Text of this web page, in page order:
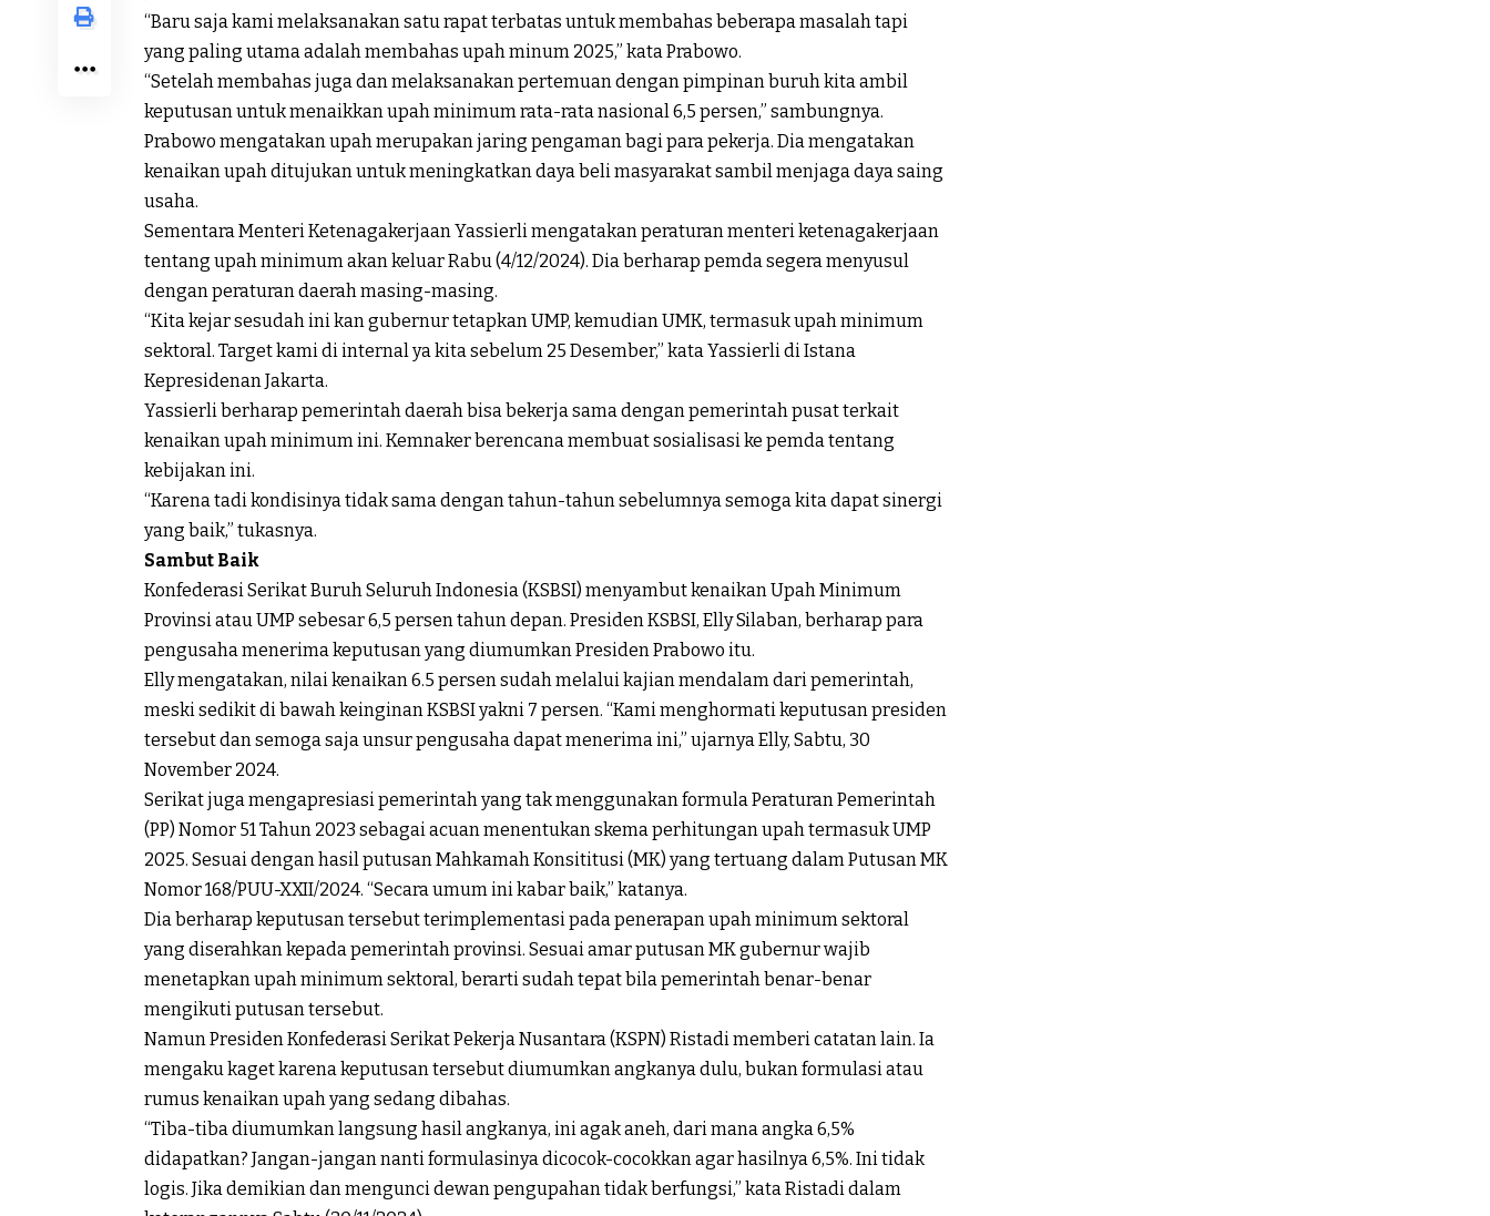
“Baru saja kami melaksanakan satu rapat terbatas untuk membahas beberapa masalah tapi
yang paling utama adalah membahas upah minum 2025,” kata Prabowo.
“Setelah membahas juga dan melaksanakan pertemuan dengan pimpinan buruh kita ambil
keputusan untuk menaikkan upah minimum rata-rata nasional 6,5 persen,” sambungnya.
Prabowo mengatakan upah merupakan jaring pengaman bagi para pekerja. Dia mengatakan
kenaikan upah ditujukan untuk meningkatkan daya beli masyarakat sambil menjaga daya saing
usaha.
Sementara Menteri Ketenagakerjaan Yassierli mengatakan peraturan menteri ketenagakerjaan
tentang upah minimum akan keluar Rabu (4/12/2024). Dia berharap pemda segera menyusul
dengan peraturan daerah masing-masing.
“Kita kejar sesudah ini kan gubernur tetapkan UMP, kemudian UMK, termasuk upah minimum
sektoral. Target kami di internal ya kita sebelum 25 Desember,” kata Yassierli di Istana
Kepresidenan Jakarta.
Yassierli berharap pemerintah daerah bisa bekerja sama dengan pemerintah pusat terkait
kenaikan upah minimum ini. Kemnaker berencana membuat sosialisasi ke pemda tentang
kebijakan ini.
“Karena tadi kondisinya tidak sama dengan tahun-tahun sebelumnya semoga kita dapat sinergi
yang baik,” tukasnya.
Sambut Baik
Konfederasi Serikat Buruh Seluruh Indonesia (KSBSI) menyambut kenaikan Upah Minimum
Provinsi atau UMP sebesar 6,5 persen tahun depan. Presiden KSBSI, Elly Silaban, berharap para
pengusaha menerima keputusan yang diumumkan Presiden Prabowo itu.
Elly mengatakan, nilai kenaikan 6.5 persen sudah melalui kajian mendalam dari pemerintah,
meski sedikit di bawah keinginan KSBSI yakni 7 persen. “Kami menghormati keputusan presiden
tersebut dan semoga saja unsur pengusaha dapat menerima ini,” ujarnya Elly, Sabtu, 30
November 2024.
Serikat juga mengapresiasi pemerintah yang tak menggunakan formula Peraturan Pemerintah
(PP) Nomor 51 Tahun 2023 sebagai acuan menentukan skema perhitungan upah termasuk UMP
2025. Sesuai dengan hasil putusan Mahkamah Konsititusi (MK) yang tertuang dalam Putusan MK
Nomor 168/PUU-XXII/2024. “Secara umum ini kabar baik,” katanya.
Dia berharap keputusan tersebut terimplementasi pada penerapan upah minimum sektoral
yang diserahkan kepada pemerintah provinsi. Sesuai amar putusan MK gubernur wajib
menetapkan upah minimum sektoral, berarti sudah tepat bila pemerintah benar-benar
mengikuti putusan tersebut.
Namun Presiden Konfederasi Serikat Pekerja Nusantara (KSPN) Ristadi memberi catatan lain. Ia
mengaku kaget karena keputusan tersebut diumumkan angkanya dulu, bukan formulasi atau
rumus kenaikan upah yang sedang dibahas.
“Tiba-tiba diumumkan langsung hasil angkanya, ini agak aneh, dari mana angka 6,5%
didapatkan? Jangan-jangan nanti formulasinya dicocok-cocokkan agar hasilnya 6,5%. Ini tidak
logis. Jika demikian dan mengunci dewan pengupahan tidak berfungsi,” kata Ristadi dalam